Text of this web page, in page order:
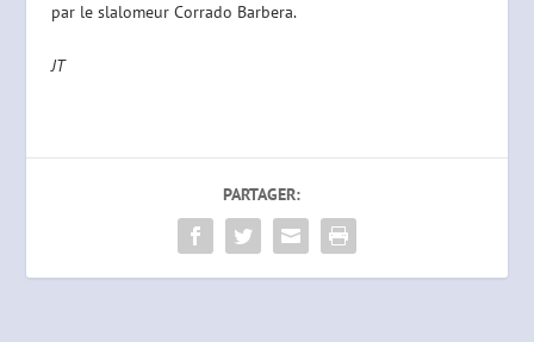
par le slalomeur Corrado Barbera.
JT
PARTAGER: